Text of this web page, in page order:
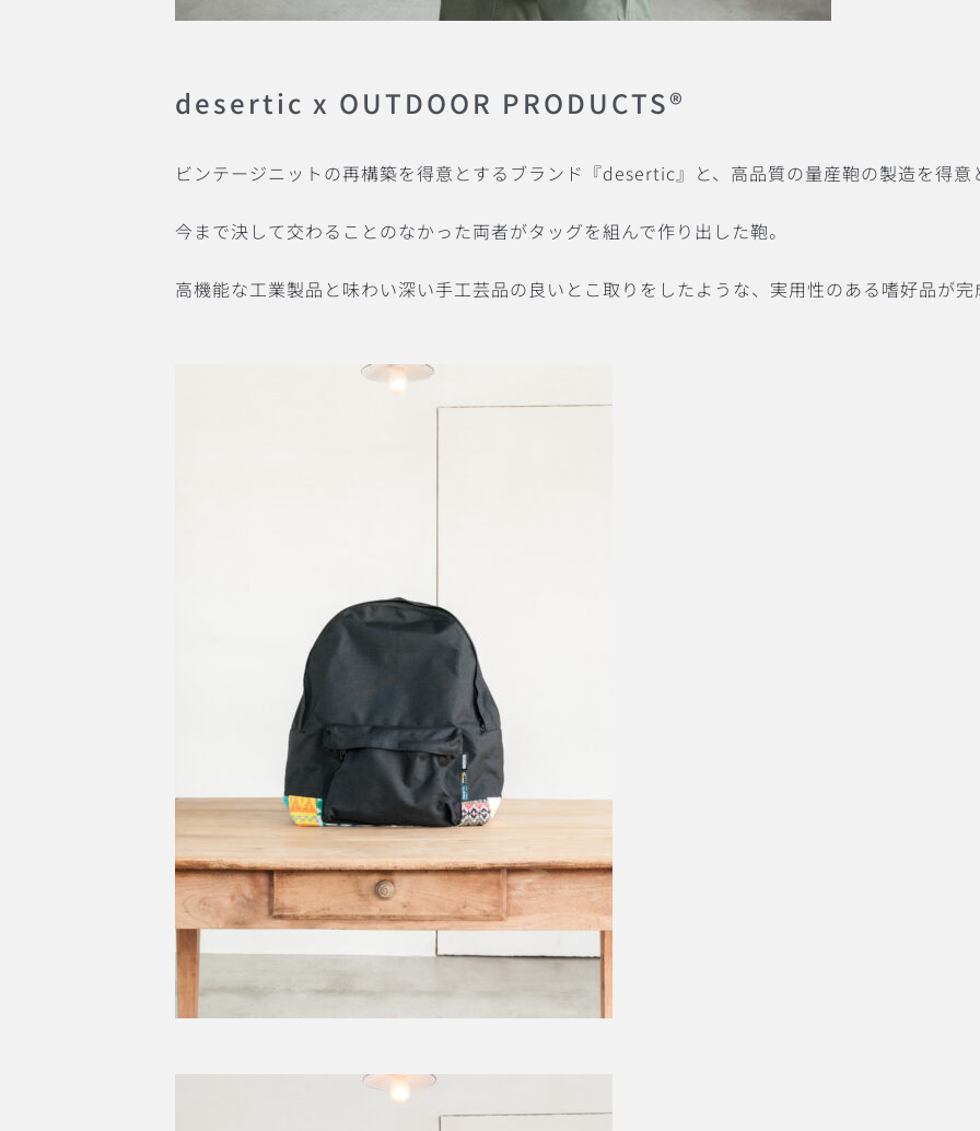
desertic x OUTDOOR PRODUCTS®︎
ビンテージニットの再構築を得意とするブランド『desertic』と、高品質の量産鞄の製造を得意
今まで決して交わることのなかった両者がタッグを組んで作り出した鞄。
高機能な工業製品と味わい深い手工芸品の良いとこ取りをしたような、実用性のある嗜好品が完